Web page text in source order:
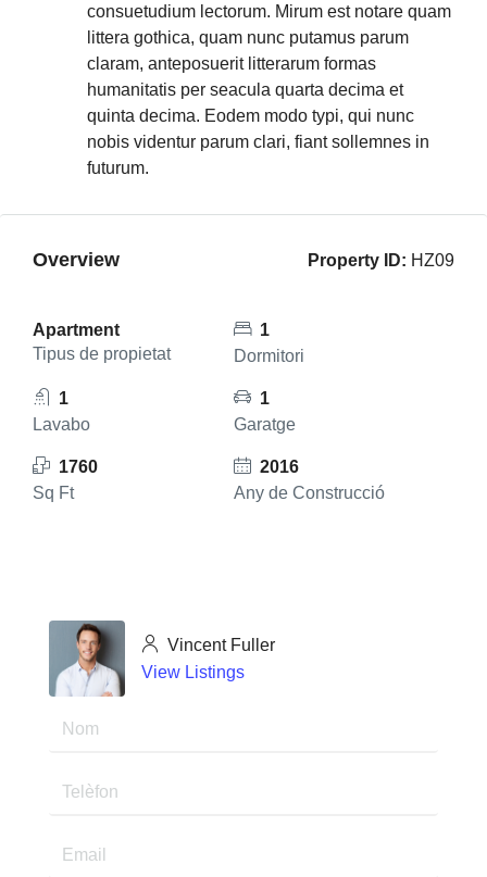
consuetudium lectorum. Mirum est notare quam
littera gothica, quam nunc putamus parum
claram, anteposuerit litterarum formas
humanitatis per seacula quarta decima et
quinta decima. Eodem modo typi, qui nunc
nobis videntur parum clari, fiant sollemnes in
futurum.
Overview Property ID: HZ09
Apartment
Tipus de propietat
1
Dormitori
1
Lavabo
1
Garatge
1760
Sq Ft
2016
Any de Construcció
Vincent Fuller
View Listings